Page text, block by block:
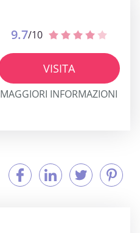
9.7/10
VISITA
MAGGIORI INFORMAZIONI